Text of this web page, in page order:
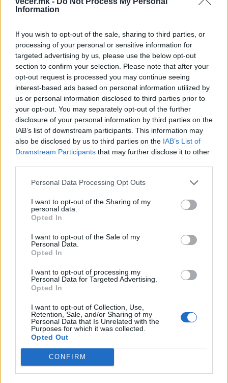
Information
If you wish to opt-out of the sale, sharing to third parties, or
processing of your personal or sensitive information for
targeted advertising by us, please use the below opt-out
section to confirm your selection. Please note that after your
opt-out request is processed you may continue seeing
interest-based ads based on personal information utilized by
us or personal information disclosed to third parties prior to
your opt-out. You may separately opt-out of the further
disclosure of your personal information by third parties on the
IAB’s list of downstream participants. This information may
also be disclosed by us to third parties on the IAB’s List of
Downstream Participants that may further disclose it to other
Personal Data Processing Opt Outs
I want to opt-out of the Sharing of my
personal data.
Opted In
I want to opt-out of the Sale of my
Personal Data.
Opted In
I want to opt-out of processing my
Personal Data for Targeted Advertising.
Opted In
I want to opt-out of Collection, Use,
Retention, Sale, and/or Sharing of my
Personal Data that Is Unrelated with the
Purposes for which it was collected.
Opted Out
CONFIRM
композициии на македонските пруги што многу
целокупниот транспорт, истакна Николоски.
Најави дека не подоцна од 1 септември ќе биде
пуштен и Градскиот воз, односно првата линија
којашто ќе оди од Зелениково преку Драчево до
центарот на Скопје.
© Vecer.mk, правата за текстот се на редакцијата
„НАША ДОЛЖНОСТ Е ДА ГИ
ПАМЕТИМЕ ОНИЕ КОИ ГИ
ПОЛОЖИЈА ЖИВОТИТЕ ЗА
ТАТКОВИНАТА“
СПАСУВАЧКА АКЦИЈА ОД ТУРЦИЈА -
Македонскиот државјанин со
тешка повреда на `рбетот
транспортиран на КАРИЛ
НАЈЧИТАНИ ВО ПОСЛЕДНИ 7 ДЕНА
СЕ СПРЕМА МЕТЕОРОЛОШКИ
ХАОС ЗА ЗИМАТА 2026/2027
УЛЦИЊ Е АЛБАНСКИ, ЌЕ ГО
ОСЛОБОДИМЕ- Скандалозна
објава на вицепремиерот на
БИДЕ ЗА НА ЛЕКАР, а потоа...